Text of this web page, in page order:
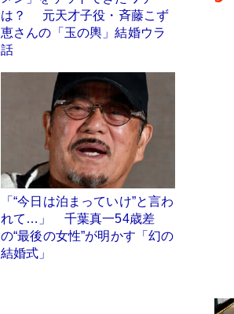
は？ 元天才子役・斉藤こず
恵さんの「玉の輿」結婚ウラ
話
「“今日は泊まっていけ”と言わ
れて…」 千葉真一54歳差
の“最後の女性”が明かす「幻の
結婚式」